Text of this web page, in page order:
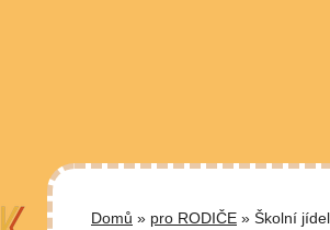
Domů » pro RODIČE » Školní